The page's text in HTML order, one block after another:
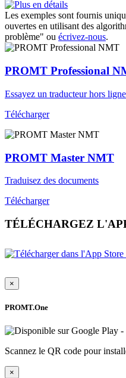
Les exemples sont fournis
ouvertes en utilisant des
problème" ou écrivez-nous.
PROMT Professional
Essayez un traducteur hors
Télécharger
PROMT Master NMT
Traduisez des documents
Télécharger
TÉLÉCHARGEZ
×
PROMT.One
Scannez le QR code pour
×